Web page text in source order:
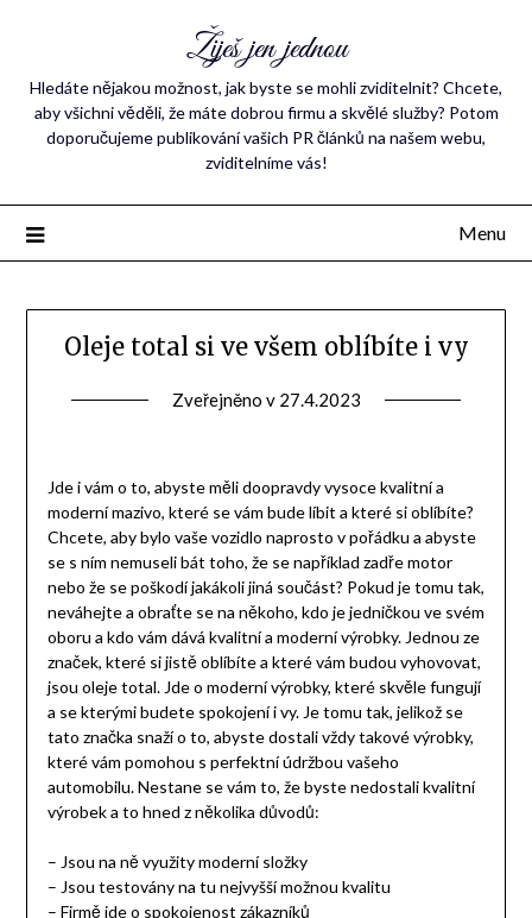
Žiješ jen jednou
Hledáte nějakou možnost, jak byste se mohli zviditelnit? Chcete,
aby všichni věděli, že máte dobrou firmu a skvělé služby? Potom
doporučujeme publikování vašich PR článků na našem webu,
zviditelníme vás!
Menu
Oleje total si ve všem oblíbíte i vy
Zveřejněno v 27.4.2023
Jde i vám o to, abyste měli doopravdy vysoce kvalitní a
moderní mazivo, které se vám bude líbit a které si oblíbíte?
Chcete, aby bylo vaše vozidlo naprosto v pořádku a abyste
se s ním nemuseli bát toho, že se například zadře motor
nebo že se poškodí jakákoli jiná součást? Pokud je tomu tak,
neváhejte a obraťte se na někoho, kdo je jedničkou ve svém
oboru a kdo vám dává kvalitní a moderní výrobky. Jednou ze
značek, které si jistě oblíbíte a které vám budou vyhovovat,
jsou oleje total. Jde o moderní výrobky, které skvěle fungují
a se kterými budete spokojení i vy. Je tomu tak, jelikož se
tato značka snaží o to, abyste dostali vždy takové výrobky,
které vám pomohou s perfektní údržbou vašeho
automobilu. Nestane se vám to, že byste nedostali kvalitní
výrobek a to hned z několika důvodů:
– Jsou na ně využity moderní složky
– Jsou testovány na tu nejvyšší možnou kvalitu
– Firmě jde o spokojenost zákazníků